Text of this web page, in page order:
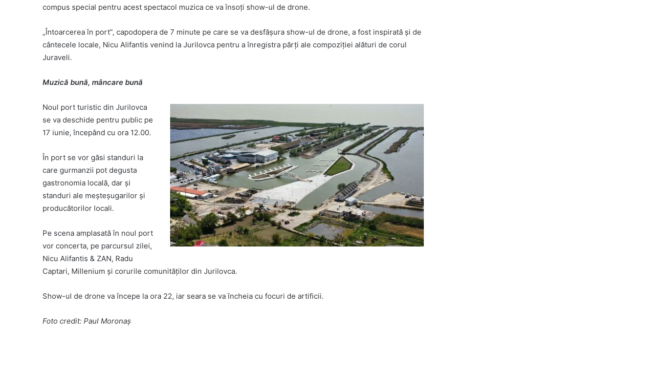
compus special pentru acest spectacol muzica ce va însoți show-ul de drone.
„Întoarcerea în port”, capodopera de 7 minute pe care se va desfășura show-ul de drone, a fost inspirată și de
cântecele locale, Nicu Alifantis venind la Jurilovca pentru a înregistra părți ale compoziției alături de corul
Juraveli.
Muzică bună, mâncare bună
Noul port turistic din Jurilovca
se va deschide pentru public pe
17 iunie, începând cu ora 12.00.
În port se vor găsi standuri la
care gurmanzii pot degusta
gastronomia locală, dar și
standuri ale meșteșugarilor și
producătorilor locali.
Pe scena amplasată în noul port
vor concerta, pe parcursul zilei,
Nicu Alifantis & ZAN, Radu
Captari, Millenium și corurile comunităților din Jurilovca.
Show-ul de drone va începe la ora 22, iar seara se va încheia cu focuri de artificii.
Foto credit: Paul Moronaș